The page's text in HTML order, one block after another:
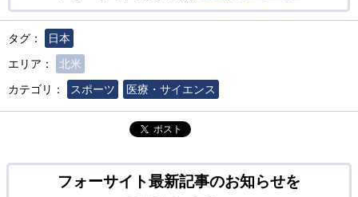
タグ：
日本
エリア：
北米
カテゴリ：
スポーツ 医療・サイエンス
ポスト
フォーサイト最新記事のお知らせを